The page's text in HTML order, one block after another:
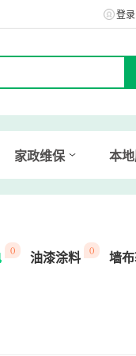
登录
家政维保 本
()
油漆涂料
()
墙